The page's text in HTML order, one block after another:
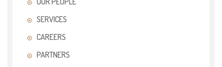
SERVICES
CAREERS
PARTNERS